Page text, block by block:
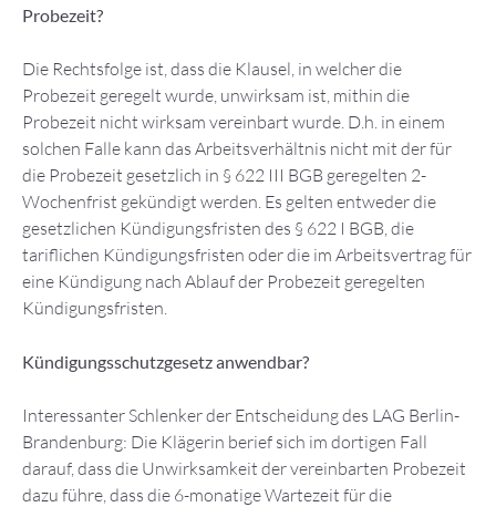
Probezeit?
Die Rechtsfolge ist, dass die Klausel, in welcher die
Probezeit geregelt wurde, unwirksam ist, mithin die
Probezeit nicht wirksam vereinbart wurde. D.h. in einem
solchen Falle kann das Arbeitsverhältnis nicht mit der für
die Probezeit gesetzlich in § 622 III BGB geregelten 2-
Wochenfrist gekündigt werden. Es gelten entweder die
gesetzlichen Kündigungsfristen des § 622 I BGB, die
tariflichen Kündigungsfristen oder die im Arbeitsvertrag für
eine Kündigung nach Ablauf der Probezeit geregelten
Kündigungsfristen.
Kündigungsschutzgesetz anwendbar?
Interessanter Schlenker der Entscheidung des LAG Berlin-
Brandenburg: Die Klägerin berief sich im dortigen Fall
darauf, dass die Unwirksamkeit der vereinbarten Probezeit
dazu führe, dass die 6-monatige Wartezeit für die